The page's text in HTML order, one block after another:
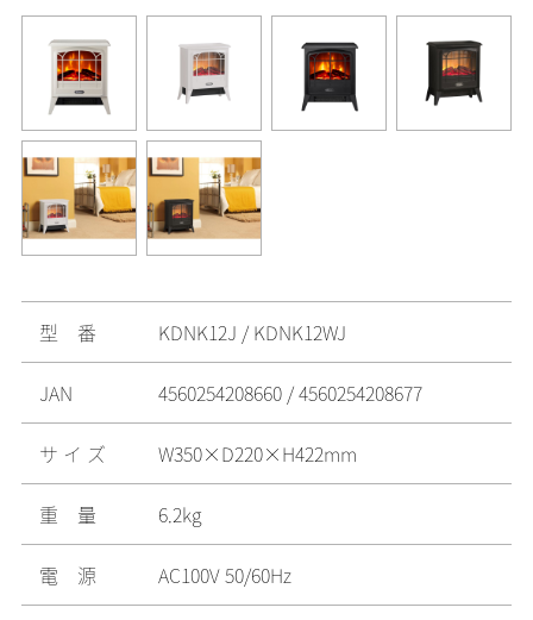
型 番 KDNK12J / KDNK12WJ
JAN 4560254208660 / 4560254208677
サ イ ズ W350×D220×H422mm
重 量 6.2kg
電 源 AC100V 50/60Hz